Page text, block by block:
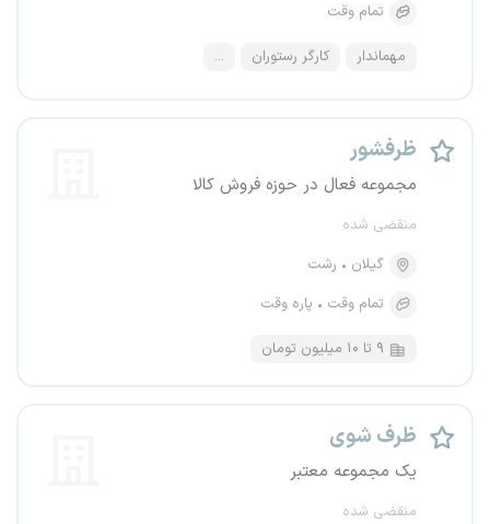
تمام وقت
مهماندار کارگر رستوران ...
ظرفشور
مجموعه فعال در حوزه فروش کالا
منقضی شده
گیلان
رشت
تمام وقت
پاره وقت
۹ تا ۱۰ میلیون تومان
ظرف شوی
یک مجموعه معتبر
منقضی شده